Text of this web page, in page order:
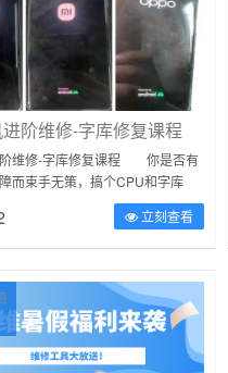
阶维修-字库修复课程
阶维修-字库修复课程 你是否有
而束手无策，搞个CPU和字库
）故障依旧？有时盘完CPU直接盖
！！诸如此类故障： 开机...
立刻查看